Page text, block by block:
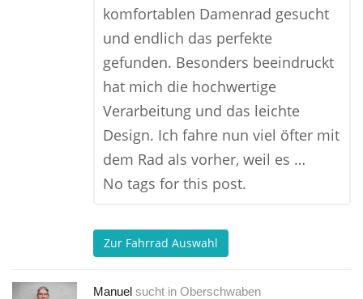
komfortablen Damenrad gesucht
und endlich das perfekte
gefunden. Besonders beeindruckt
hat mich die hochwertige
Verarbeitung und das leichte
Design. Ich fahre nun viel öfter mit
dem Rad als vorher, weil es …
No tags for this post.
Zur Fahrrad Auswahl
Manuel sucht in Oberschwaben